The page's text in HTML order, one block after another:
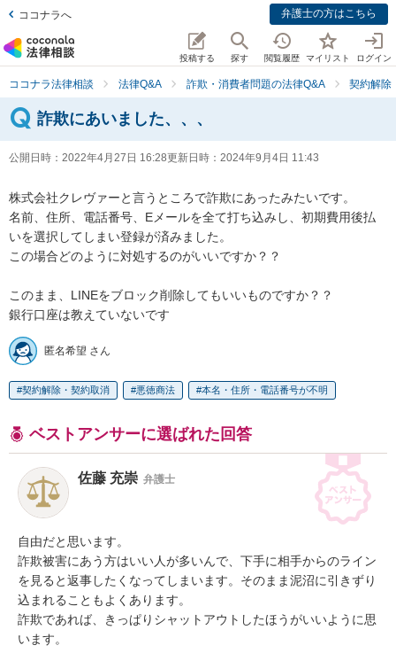
ココナラへ 弁護士の方はこちら
投稿する 探す 閲覧履歴 マイリスト ログイン
ココナラ法律相談 法律Q&A 詐欺・消費者問題の法律Q&A 契約解除
詐欺にあいました、、、
公開日時： 2022年4月27日 16:28更新日時： 2024年9月4日 11:43
株式会社クレヴァーと言うところで詐欺にあったみたいです。
名前、住所、電話番号、Eメールを全て打ち込みし、初期費用後払
いを選択してしまい登録が済みました。
この場合どのように対処するのがいいですか？？
このまま、LINEをブロック削除してもいいものですか？？
銀行口座は教えていないです
匿名希望 さん
契約解除・契約取消 悪徳商法 本名・住所・電話番号が不明
ベストアンサーに選ばれた回答
佐藤 充崇 弁護士
自由だと思います。
詐欺被害にあう方はいい人が多いんで、下手に相手からのライン
を見ると返事したくなってしまいます。そのまま泥沼に引きずり
込まれることもよくあります。
詐欺であれば、きっぱりシャットアウトしたほうがいいように思
います。